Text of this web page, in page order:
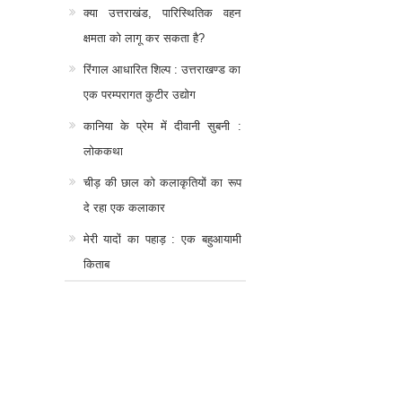
क्या उत्तराखंड, पारिस्थितिक वहन
क्षमता को लागू कर सकता है?
रिंगाल आधारित शिल्प : उत्तराखण्ड का
एक परम्परागत कुटीर उद्योग
कानिया के प्रेम में दीवानी सुबनी :
लोककथा
चीड़ की छाल को कलाकृतियों का रूप
दे रहा एक कलाकार
मेरी यादों का पहाड़ : एक बहुआयामी
किताब